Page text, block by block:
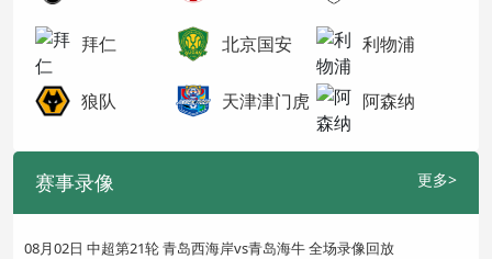
拜仁 北京国安 利物浦
狼队 天津津门虎 阿森纳
赛事录像 更多>
08月02日 中超第21轮 青岛西海岸vs青岛海牛 全场录像回放